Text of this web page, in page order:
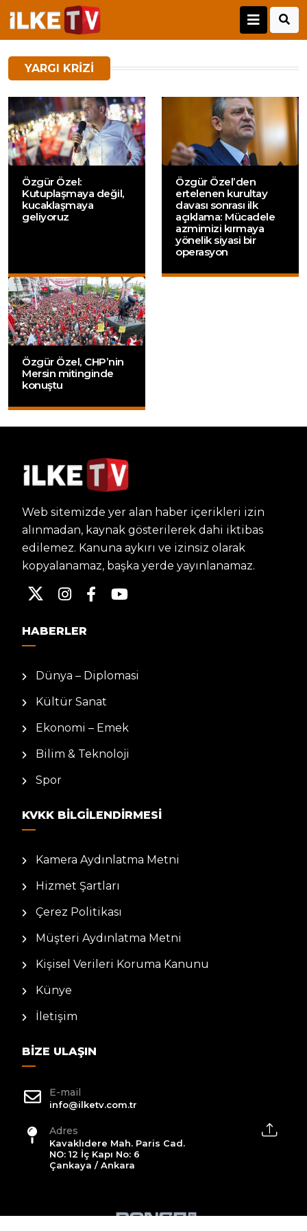
YARGI KRIZI
Özgür Özel:
Kutuplaşmaya değil,
kucaklaşmaya
geliyoruz
Özgür Özel’den
ertelenen kurultay
davası sonrası ilk
açıklama: Mücadele
azmimizi kırmaya
yönelik siyasi bir
operasyon
Özgür Özel, CHP’nin
Mersin mitinginde
konuştu
Web sitemizde yer alan haber içerikleri izin
alınmadan, kaynak gösterilerek dahi iktibas
edilemez. Kanuna aykırı ve izinsiz olarak
kopyalanamaz, başka yerde yayınlanamaz.
HABERLER
Dünya – Diplomasi
Kültür Sanat
Ekonomi – Emek
Bilim & Teknoloji
Spor
KVKK BILGILENDIRMESI
Kamera Aydınlatma Metni
Hizmet Şartları
Çerez Politikası
Müşteri Aydınlatma Metni
Kişisel Verileri Koruma Kanunu
Künye
İletişim
BIZE ULAŞIN
E-mail
info@ilketv.com.tr
Adres
Kavaklıdere Mah. Paris Cad.
NO: 12 İç Kapı No: 6
Çankaya / Ankara